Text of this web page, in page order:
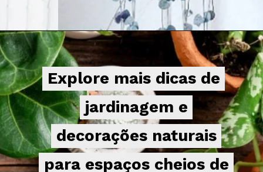
Openinghttps://bepage.com.br
Explore mais dicas de
jardinagem e
decorações naturais
para espaços cheios de
Explore mais dicas de
jardinagem e
decorações naturais
para espaços cheios de